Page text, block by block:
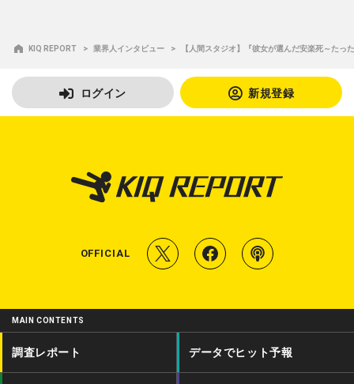
KIQ REPORT 業界人インタビュー 【人間スタジオ】『彼女が選んだ安楽死～たっ
ログイン 新規登録
OFFICIAL
T
i
t
f
c
e
b
P
d
a
MAIN CONTENTS
調査レポート データでヒット予報